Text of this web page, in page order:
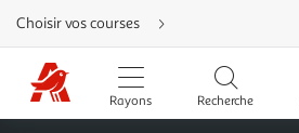
Aller
directement
au
contenu
Aller
directement
la
Choisir vos courses
Rayons Recherche